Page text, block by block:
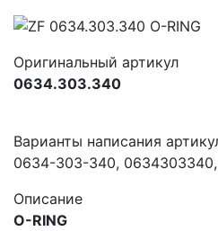
Оригинальный артикул
0634.303.340
Варианты написания
0634-303-340,
Описание
O-RING